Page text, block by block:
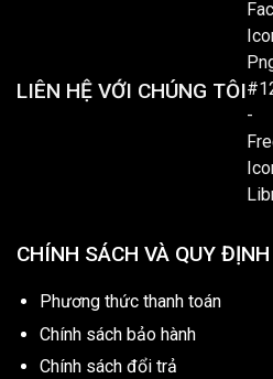
LIÊN HỆ VỚI CHÚNG TÔI
CHÍNH SÁCH VÀ QUY ĐỊNH
Phương thức thanh toán
Chính sách bảo hành
Chính sách đổi trả